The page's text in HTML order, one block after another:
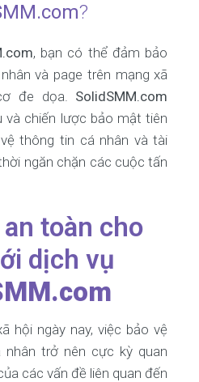
?
, bạn có thể đảm bảo
và page trên mạng xã
đe dọa. SolidSMM.com
và chiến lược bảo mật tiên
thông tin cá nhân và tài
ngăn chặn các cuộc tấn
toàn cho
dịch vụ
hội ngày nay, việc bảo vệ
trở nên cực kỳ quan
các vấn đề liên quan đến